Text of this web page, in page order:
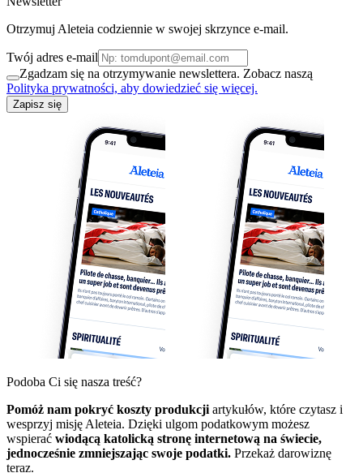
Otrzymuj Aleteia codziennie w swojej skrzynce e-mail.
Twój adres e-mail
Zgadzam się na otrzymywanie newslettera. Zobacz naszą
Polityka prywatności, aby dowiedzieć się więcej.
Zapisz się
Podoba Ci się nasza treść?
Pomóż nam pokryć koszty produkcji artykułów, które czytasz i
wesprzyj misję Aleteia. Dzięki ulgom podatkowym możesz
wspierać wiodącą katolicką stronę internetową na świecie,
jednocześnie zmniejszając swoje podatki. Przekaż darowiznę
teraz.